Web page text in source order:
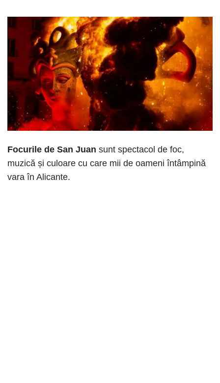
Focurile de San Juan sunt spectacol de foc,
muzică și culoare cu care mii de oameni întâmpină
vara în Alicante.